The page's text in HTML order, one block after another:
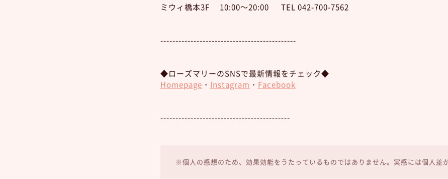
ミウィ橋本3F 10:00～20:00 TEL 042-700-7562
---------------------------------------------
◆ローズマリーのSNSで最新情報をチェック◆
Homepage ・ Instagram ・ Facebook
-------------------------------------------
※個人の感想のため、効果効能をうたっているものではありません。実感には個人差